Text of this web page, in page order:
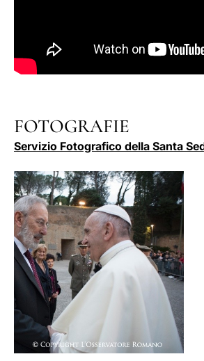
FOTOGRAFIE
Servizio Fotografico della Santa